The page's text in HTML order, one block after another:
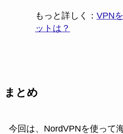
もっと詳しく： VPN
ットは？
まとめ
今回は、NordVPNを使って